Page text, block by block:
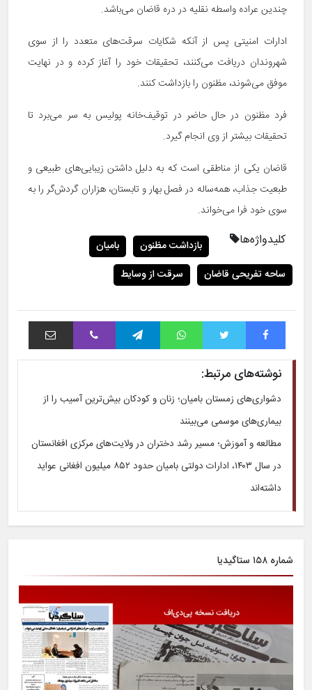
چندین عراده واسطه نقلیه در دره قاضان می‌باشد.
ادارات امنیتی پس از آنکه شکایات سرقت‌های متعدد را از سوی
شهروندان دریافت می‌کنند، تحقیقات خود را آغاز کرده و در نهایت
موفق می‌شوند، مظنون را بازداشت کنند.
فرد مظنون در حال حاضر در توقیف‌خانه پولیس به سر می‌برد تا
تحقیقات بیشتر از وی انجام گیرد.
قاضان یکی از مناطقی است که به دلیل داشتن زیبایی‌های طبیعی و
طبعیت جذاب، همه‌ساله در فصل بهار و تابستان، هزاران گردش‌گر را به
سوی خود فرا می‌خواند.
کلیدواژه‌ها بازداشت مظنون
بامیان
ساحه تفریحی قاضان
سرقت از وسایط
فیس بوک توییتر واتس آپ تلگرام وایبر اشتراک با ایمیل
نوشته‌های مرتبط:
دشواری‌های زمستان بامیان؛ زنان و کودکان بیش‌ترین آسیب را از
بیماری‌های موسمی می‌بینند
مطالعه و آموزش؛ مسیر رشد دختران در ولایت‌های مرکزی افغانستان
در سال ۱۴۰۳، ادارات دولتی بامیان حدود ۸۵۲ میلیون افغانی عواید
داشته‌اند
شماره ۱۵۸ ستاگیدیا